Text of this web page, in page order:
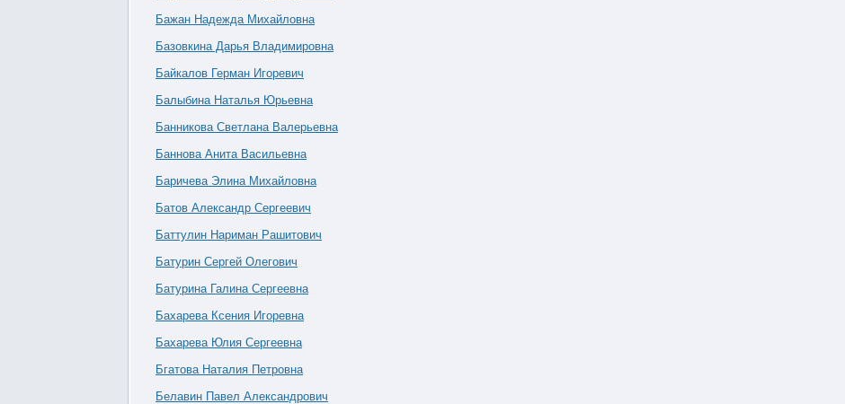
Бажан Надежда Михайловна
Базовкина Дарья Владимировна
Байкалов Герман Игоревич
Балыбина Наталья Юрьевна
Банникова Светлана Валерьевна
Баннова Анита Васильевна
Баричева Элина Михайловна
Батов Александр Сергеевич
Баттулин Нариман Рашитович
Батурин Сергей Олегович
Батурина Галина Сергеевна
Бахарева Ксения Игоревна
Бахарева Юлия Сергеевна
Бгатова Наталия Петровна
Белавин Павел Александрович